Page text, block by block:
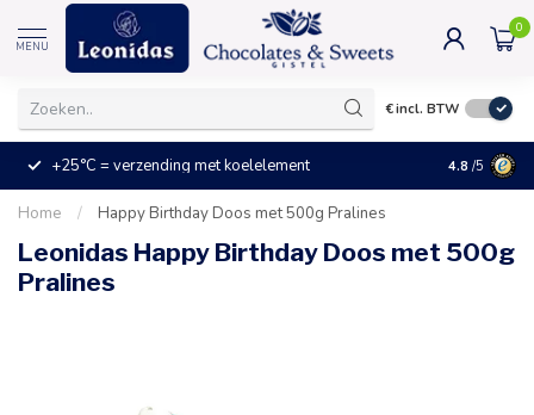
MENU
0
€incl. BTW
+25°C = verzending met koelelement Kleine
4.8 /5
Home / Happy Birthday Doos met 500g Pralines
Leonidas Happy Birthday Doos met 500g
Pralines